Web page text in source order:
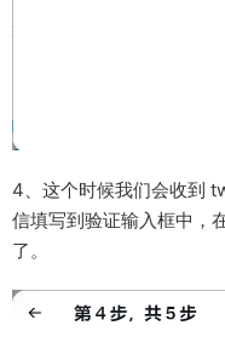
4、这个时候我们会收到
信填写到验证输入框中，
了。